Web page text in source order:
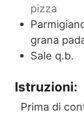
pizza
grana
Sale q.b.
Istruzioni:
Prima di continuare, ti ricordo che è